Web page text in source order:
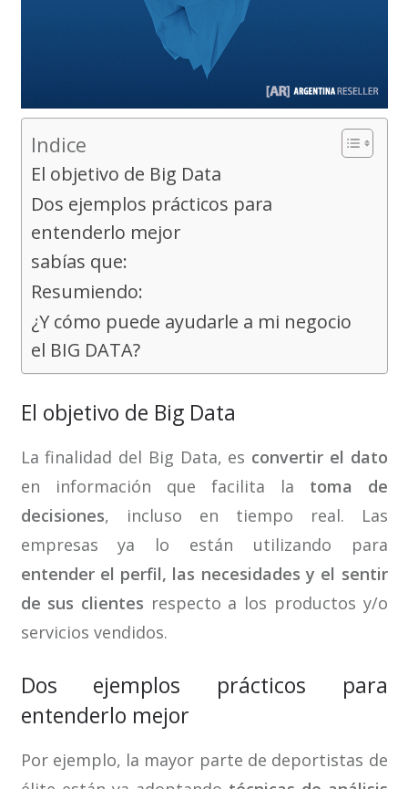
Indice
El objetivo de Big Data
Dos ejemplos prácticos para
entenderlo mejor
sabías que:
Resumiendo:
¿Y cómo puede ayudarle a mi negocio
el BIG DATA?
El objetivo de Big Data
La finalidad del Big Data, es convertir el dato
en información que facilita la toma de
decisiones, incluso en tiempo real. Las
empresas ya lo están utilizando para
entender el perfil, las necesidades y el sentir
de sus clientes respecto a los productos y/o
servicios vendidos.
Dos ejemplos prácticos para
entenderlo mejor
Por ejemplo, la mayor parte de deportistas de